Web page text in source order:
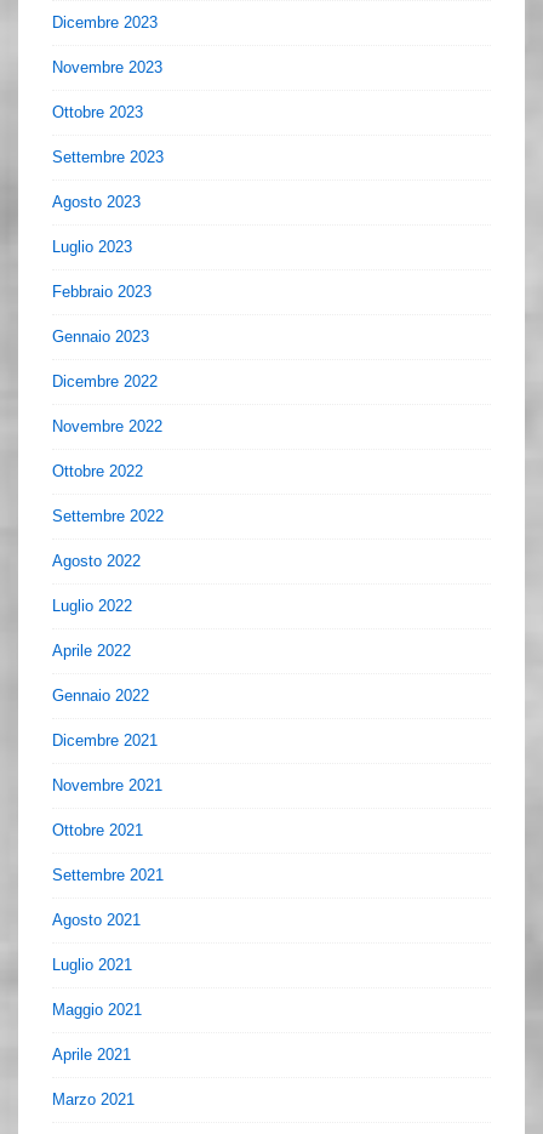
Dicembre 2023
Novembre 2023
Ottobre 2023
Settembre 2023
Agosto 2023
Luglio 2023
Febbraio 2023
Gennaio 2023
Dicembre 2022
Novembre 2022
Ottobre 2022
Settembre 2022
Agosto 2022
Luglio 2022
Aprile 2022
Gennaio 2022
Dicembre 2021
Novembre 2021
Ottobre 2021
Settembre 2021
Agosto 2021
Luglio 2021
Maggio 2021
Aprile 2021
Marzo 2021